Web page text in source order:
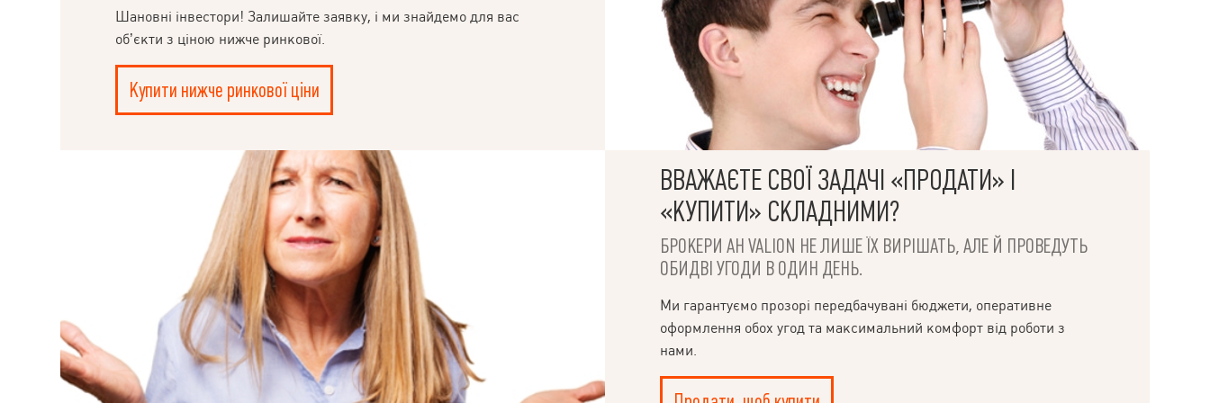
Телефонуйте та записуйтеся на перегляд!
Шановні інвестори! Залишайте заявку, і ми знайдемо для вас
об’єкти з ціною нижче ринкової.
Купити нижче ринкової ціни
ВВАЖАЄТЕ СВОЇ ЗАДАЧІ «ПРОДАТИ» І
«КУПИТИ» СКЛАДНИМИ?
БРОКЕРИ АН VALION НЕ ЛИШЕ ЇХ ВИРІШАТЬ, АЛЕ Й ПРОВЕДУТЬ
ОБИДВІ УГОДИ В ОДИН ДЕНЬ.
Ми гарантуємо прозорі передбачувані бюджети, оперативне
оформлення обох угод та максимальний комфорт від роботи з
нами.